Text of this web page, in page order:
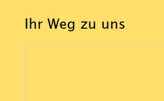
Ihr Weg zu uns